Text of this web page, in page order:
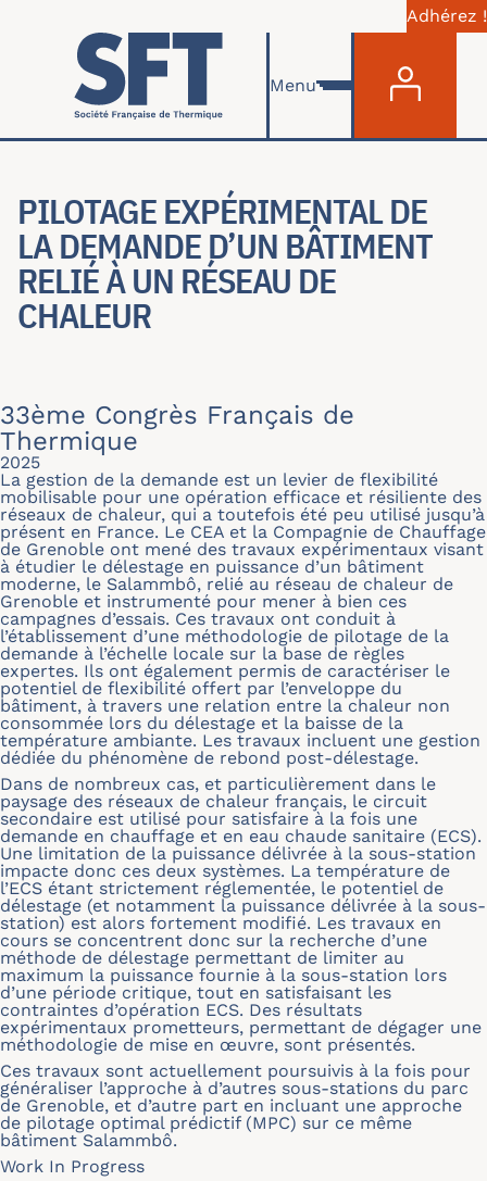
Aller au contenu principal
Adhérez !
Menu
PILOTAGE EXPÉRIMENTAL DE
LA DEMANDE D’UN BÂTIMENT
RELIÉ À UN RÉSEAU DE
CHALEUR
33ème Congrès Français de
Thermique
2025
La gestion de la demande est un levier de flexibilité
mobilisable pour une opération efficace et résiliente des
réseaux de chaleur, qui a toutefois été peu utilisé jusqu’à
présent en France. Le CEA et la Compagnie de Chauffage
de Grenoble ont mené des travaux expérimentaux visant
à étudier le délestage en puissance d’un bâtiment
moderne, le Salammbô, relié au réseau de chaleur de
Grenoble et instrumenté pour mener à bien ces
campagnes d’essais. Ces travaux ont conduit à
l’établissement d’une méthodologie de pilotage de la
demande à l’échelle locale sur la base de règles
expertes. Ils ont également permis de caractériser le
potentiel de flexibilité offert par l’enveloppe du
bâtiment, à travers une relation entre la chaleur non
consommée lors du délestage et la baisse de la
température ambiante. Les travaux incluent une gestion
dédiée du phénomène de rebond post-délestage.
Dans de nombreux cas, et particulièrement dans le
paysage des réseaux de chaleur français, le circuit
secondaire est utilisé pour satisfaire à la fois une
demande en chauffage et en eau chaude sanitaire (ECS).
Une limitation de la puissance délivrée à la sous-station
impacte donc ces deux systèmes. La température de
l’ECS étant strictement réglementée, le potentiel de
délestage (et notamment la puissance délivrée à la sous-
station) est alors fortement modifié. Les travaux en
cours se concentrent donc sur la recherche d’une
méthode de délestage permettant de limiter au
maximum la puissance fournie à la sous-station lors
d’une période critique, tout en satisfaisant les
contraintes d’opération ECS. Des résultats
expérimentaux prometteurs, permettant de dégager une
méthodologie de mise en œuvre, sont présentés.
Ces travaux sont actuellement poursuivis à la fois pour
généraliser l’approche à d’autres sous-stations du parc
de Grenoble, et d’autre part en incluant une approche
de pilotage optimal prédictif (MPC) sur ce même
bâtiment Salammbô.
Work In Progress